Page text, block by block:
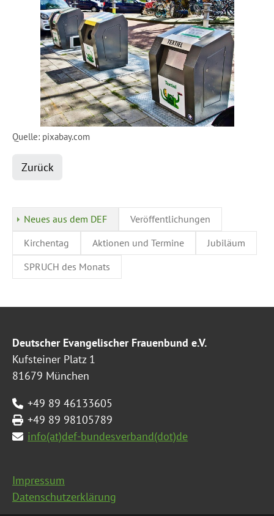
Quelle: pixabay.com
Zurück
Neues aus dem DEF
Veröffentlichungen
Kirchentag
Aktionen und Termine
Jubiläum
SPRUCH des Monats
Deutscher Evangelischer Frauenbund e.V.
Kufsteiner Platz 1
81679 München
+49 89 46133605
+49 89 98105789
info(at)def-bundesverband(dot)de
Impressum
Datenschutzerklärung